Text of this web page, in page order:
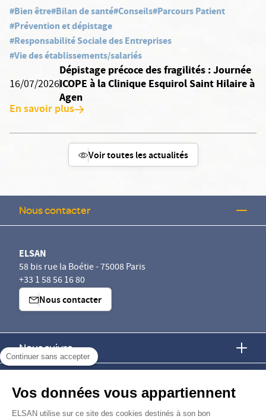
Continuer sans accepter
Vos données vous appartiennent
ELSAN utilise sur ce site des cookies destinés à son bon
#Bien être#Bilan de santé#Conseils#Parcours Patient
#Prévention et dépistage
#Responsabilité Sociale des Entreprises
#Vie des établissements/salariés
16/07/2026
Dépistage précoce des fragilités : Journée
ICOPE à la Clinique Esquirol Saint Hilaire à
Agen
En savoir plus
Voir toutes les actualités
Nous contacter
ELSAN
58 bis rue la Boétie - 75008 Paris
+33 1 58 56 16 80
Nous contacter
Nous suivre
Nous rejoindre